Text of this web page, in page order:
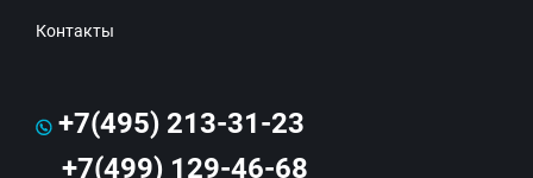
Контакты
+7(495) 213-31-23
+7(499) 129-46-68